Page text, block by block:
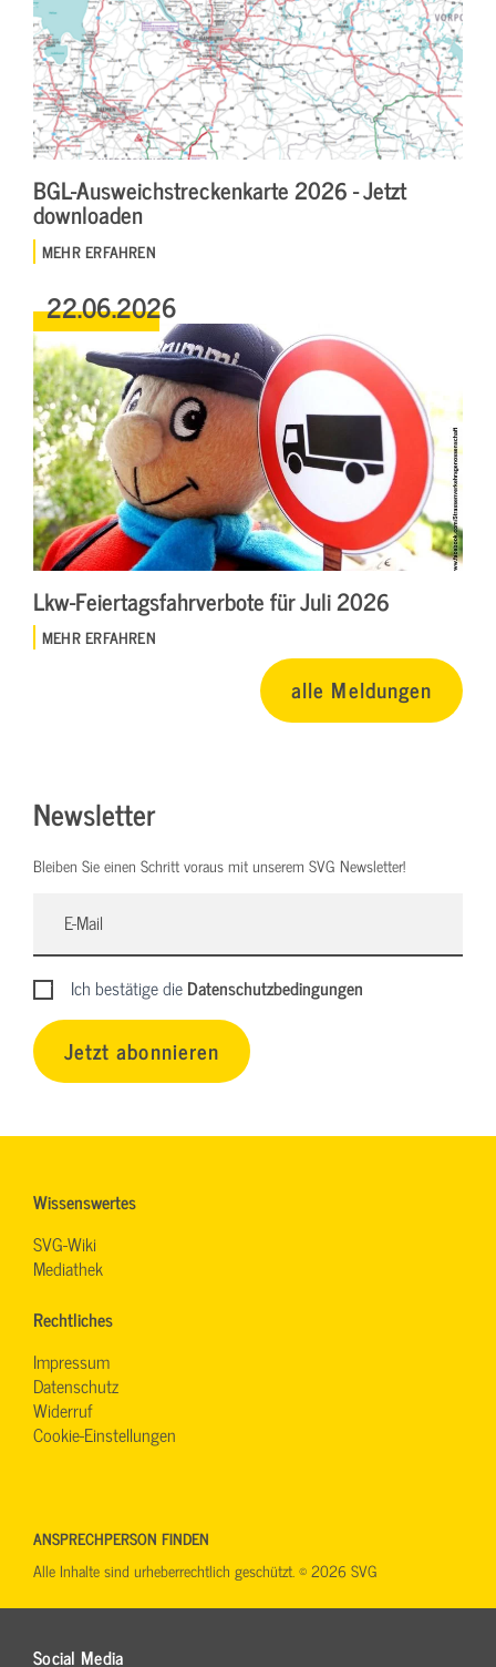
BGL-Ausweichstreckenkarte 2026 - Jetzt
downloaden
MEHR ERFAHREN
22.06.2026
Lkw-Feiertagsfahrverbote für Juli 2026
MEHR ERFAHREN
alle Meldungen
Newsletter
Bleiben Sie einen Schritt voraus mit unserem SVG Newsletter!
Ich bestätige dieDatenschutzbedingungen
Jetzt abonnieren
Wissenswertes
SVG-Wiki
Mediathek
Rechtliches
Impressum
Datenschutz
Widerruf
Cookie-Einstellungen
Social Media
ANSPRECHPERSON FINDEN
Alle Inhalte sind urheberrechtlich geschützt. © 2026 SVG